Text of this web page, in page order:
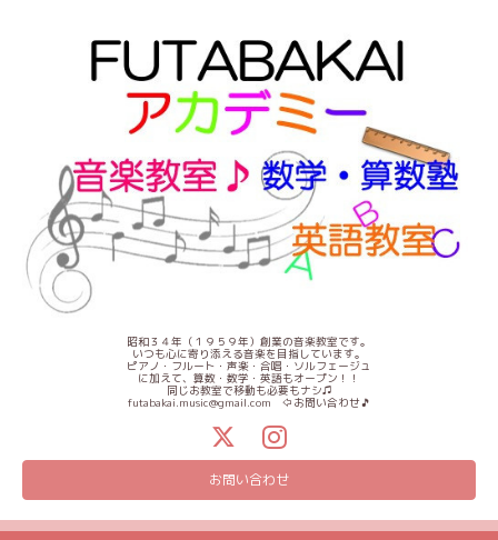
昭和３４年（１９５９年）創業の音楽教室です。
いつも心に寄り添える音楽を目指しています。
ピアノ・フルート・声楽・合唱・ソルフェージュ
に加えて、算数・数学・英語もオープン！！
同じお教室で移動も必要もナシ♫
futabakai.music@gmail.com ⇦お問い合わせ🎵
お問い合わせ